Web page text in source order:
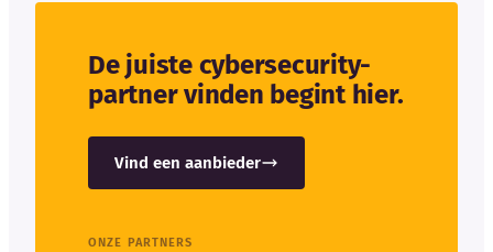
De juiste cybersecurity-
partner vinden begint hier.
Vind een aanbieder
ONZE PARTNERS